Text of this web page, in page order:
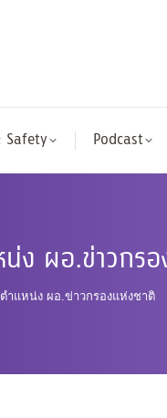
Safety Podcast
ง ผอ.ข่าวกร
ำแหน่ง ผอ.ข่าวกรองแห่งชาติ